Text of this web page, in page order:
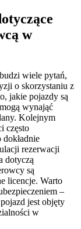
w
wiele pytań,
o skorzystaniu z
jakie pojazdy są
wynająć
Kolejnym
często
rezerwacji
dotyczą
są
licencje. Warto
–
jest objęty
w